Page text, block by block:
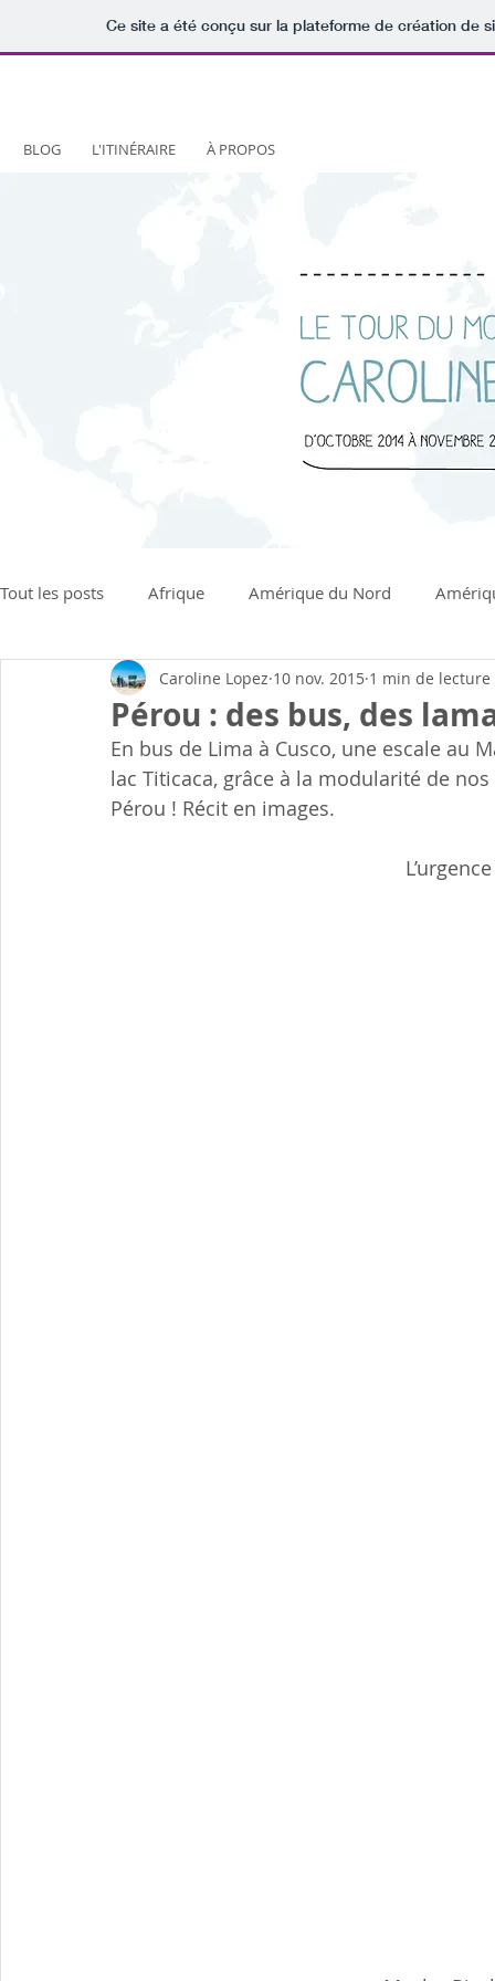
Ce site a été conçu sur la plateforme de création de
BLOG L'ITINÉRAIRE À PROPOS
Tout les posts Afrique Amérique du Nord
Rapide et facile Végétarien Plat principal
Pérou : des bus, des
Caroline Lopez 10 nov. 2015 1 min de lecture
En bus de Lima à Cusco, une escale au
lac Titicaca, grâce à la modularité de
Pérou ! Récit en images.